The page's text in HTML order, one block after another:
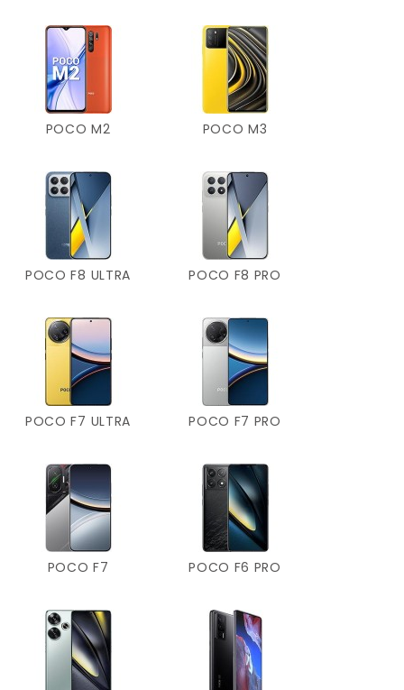
POCO M2 POCO M3
POCO F8 ULTRA POCO F8 PRO
POCO F7 ULTRA POCO F7 PRO
POCO F7 POCO F6 PRO